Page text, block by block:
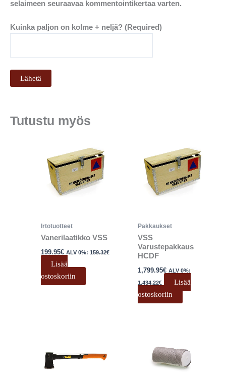
selaimeen seuraavaa kommentointikertaa varten.
Kuinka paljon on kolme + neljä? (Required)
Tutustu myös
Irtotuotteet
Vanerilaatikko VSS
199.95€ ALV 0%:159.32€
Lisää
ostoskoriin
Pakkaukset
VSS
Varustepakkaus
HCDF
1,799.95€ ALV 0%:
1,434.22€
Lisää
ostoskoriin